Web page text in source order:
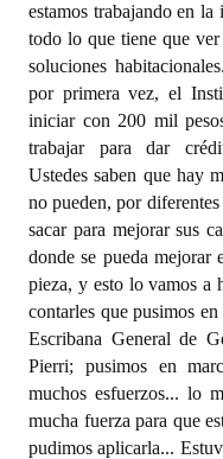
estamos trabajando en la
todo lo que tiene que
soluciones
por primera vez, el
iniciar con 200 mil
trabajar para dar
Ustedes saben que hay
no pueden, por
sacar para mejorar sus
donde se pueda mejorar
pieza, y esto lo vamos a
contarles que pusimos
Escribana General de
Pierri; pusimos en
muchos esfuerzos... lo
mucha fuerza para que
pudimos aplicarla...